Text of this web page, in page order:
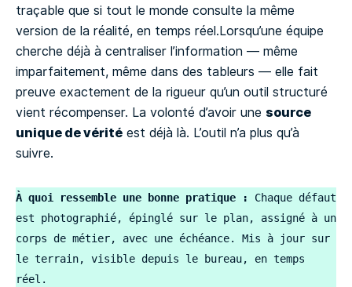
traçable que si tout le monde consulte la même
version de la réalité, en temps réel.Lorsqu’une équipe
cherche déjà à centraliser l’information — même
imparfaitement, même dans des tableurs — elle fait
preuve exactement de la rigueur qu’un outil structuré
vient récompenser. La volonté d’avoir une source
unique de vérité est déjà là. L’outil n’a plus qu’à
suivre.
À quoi ressemble une bonne pratique :
Chaque défaut
est photographié, épinglé sur le plan, assigné à un
corps de métier, avec une échéance. Mis à jour sur
le terrain, visible depuis le bureau, en temps
réel.